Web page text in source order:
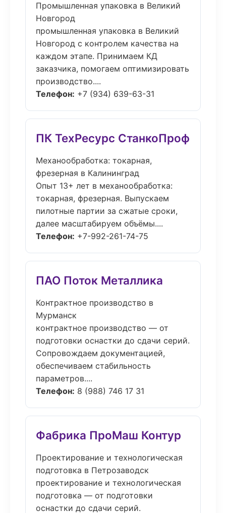
Промышленная упаковка в Великий
Новгород
промышленная упаковка в Великий
Новгород с контролем качества на
каждом этапе. Принимаем КД
заказчика, помогаем оптимизировать
производство....
Телефон: +7 (934) 639-63-31
ПК ТехРесурс СтанкоПроф
Механообработка: токарная,
фрезерная в Калининград
Опыт 13+ лет в механообработка:
токарная, фрезерная. Выпускаем
пилотные партии за сжатые сроки,
далее масштабируем объёмы....
Телефон: +7-992-261-74-75
ПАО Поток Металлика
Контрактное производство в
Мурманск
контрактное производство — от
подготовки оснастки до сдачи серий.
Сопровождаем документацией,
обеспечиваем стабильность
параметров....
Телефон: 8 (988) 746 17 31
Фабрика ПроМаш Контур
Проектирование и технологическая
подготовка в Петрозаводск
проектирование и технологическая
подготовка — от подготовки
оснастки до сдачи серий.